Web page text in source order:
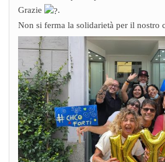
Grazie
.
Non si ferma la solidarietà per il nostro